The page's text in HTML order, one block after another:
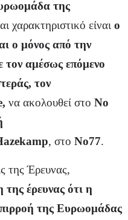
της
χαρακτηριστικό είναι ο
ο μόνος από την
τον αμέσως επόμενο
τον
, να ακολουθεί στο Νο
, στο Νο77.
της Έρευνας,
έρευνας ότι η
της Ευρωομάδας